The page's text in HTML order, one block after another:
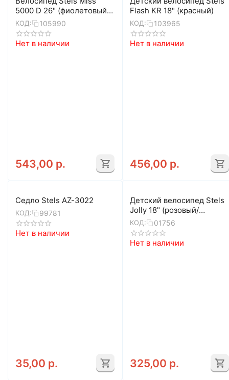
5000 D 26" (фиолетовый/
розовый)
КОД: 105990
Нет в наличии
543,00 р.
Flash KR 18" (красный)
КОД: 103965
Нет в наличии
456,00 р.
Седло Stels AZ-3022
КОД: 99781
Нет в наличии
35,00 р.
Детский велосипед Stels
Jolly 18" (розовый/
голубой)
КОД: 01756
Нет в наличии
325,00 р.